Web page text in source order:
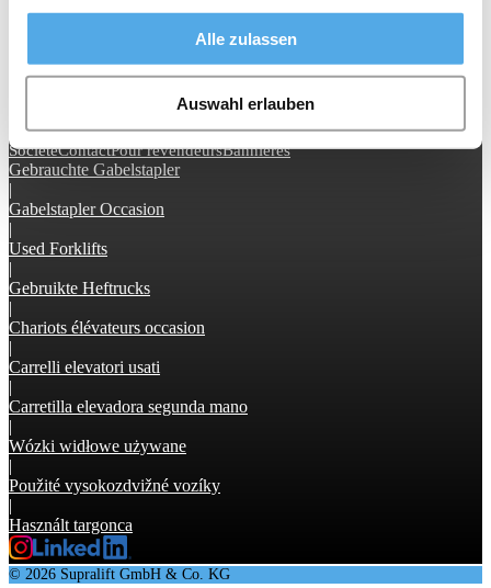
Alle zulassen
Auswahl erlauben
Services
EncyclopédieArchives photosNews
Edition
Sur Supralift
SociétéContactPour revendeursBannières
Gebrauchte Gabelstapler
|
Gabelstapler Occasion
|
Used Forklifts
|
Gebruikte Heftrucks
|
Chariots élévateurs occasion
|
Carrelli elevatori usati
|
Carretilla elevadora segunda mano
|
Wózki widłowe używane
|
Použité vysokozdvižné vozíky
|
Használt targonca
© 2026 Supralift GmbH & Co. KG